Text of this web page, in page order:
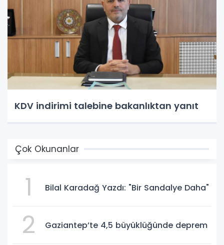
KDV indirimi talebine bakanlıktan yanıt
Çok Okunanlar
1 Bilal Karadağ Yazdı: "Bir Sandalye Daha"
2 Gaziantep’te 4,5 büyüklüğünde deprem